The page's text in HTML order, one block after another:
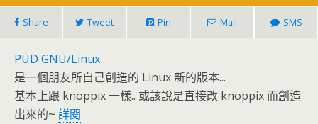
Share Tweet Pin Mail SMS
PUD GNU/Linux
是一個朋友所自己創造的 Linux 新的版本...
基本上跟 knoppix 一樣.. 或該說是直接改 knoppix 而創造
出來的~ 詳閱